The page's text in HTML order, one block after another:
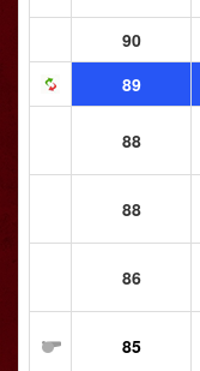
90
89
88
88
86
85